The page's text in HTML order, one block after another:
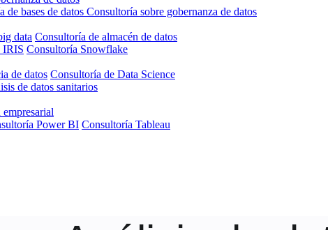
de bases de datos Consultoría sobre gobernanza de datos
data Consultoría de almacén de datos
IRIS Consultoría Snowflake
de datos Consultoría de Data Science
de datos sanitarios
Power BI Consultoría Tableau